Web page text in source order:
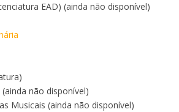
EAD) (ainda não disponível)
não disponível)
Musicais (ainda não disponível)